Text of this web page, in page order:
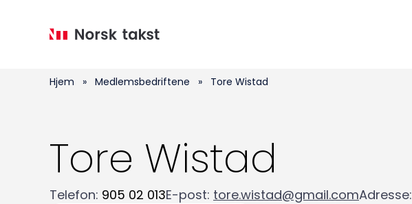
Hjem » Medlemsbedriftene » Tore Wistad
Tore Wistad
Telefon: 905 02 013E-post: tore.wistad@gmail.comAdresse: